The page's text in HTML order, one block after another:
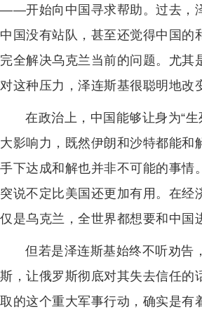
——开始向中国寻求帮助。过去，
中国没有站队，甚至还觉得中国
完全解决乌克兰当前的问题。尤
对这种压力，泽连斯基很聪明地改
在政治上，中国能够让身为“
大影响力，既然伊朗和沙特都能
手下达成和解也并非不可能的事情
突说不定比美国还更加有用。在
仅是乌克兰，全世界都想要和中国
但若是泽连斯基始终不听劝告
斯，让俄罗斯彻底对其失去信任的
取的这个重大军事行动，确实是有